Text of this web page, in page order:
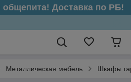
Доставка по РБ!
Металлическая мебель Шкафы